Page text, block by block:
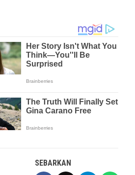
SEBARKAN